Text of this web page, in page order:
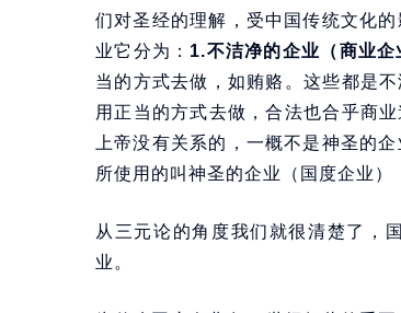
们对圣经的理解，受中国传统文化
业它分为： 1.不洁净的企业（商业企
当的方式去做，如贿赂。这些都是
用正当的方式去做，合法也合乎商
上帝没有关系的，一概不是神圣的
所使用的叫神圣的企业（国度企业）
从三元论的角度我们就很清楚了，
业。